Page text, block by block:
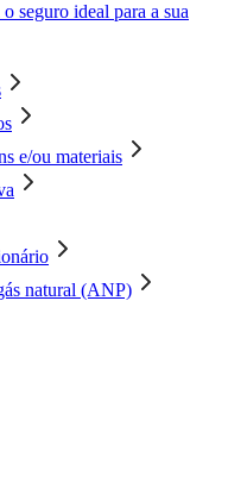
seguro ideal para a sua
e/ou materiais
natural (ANP)